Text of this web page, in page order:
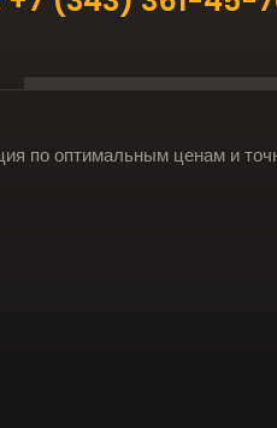
по оптимальным ценам и